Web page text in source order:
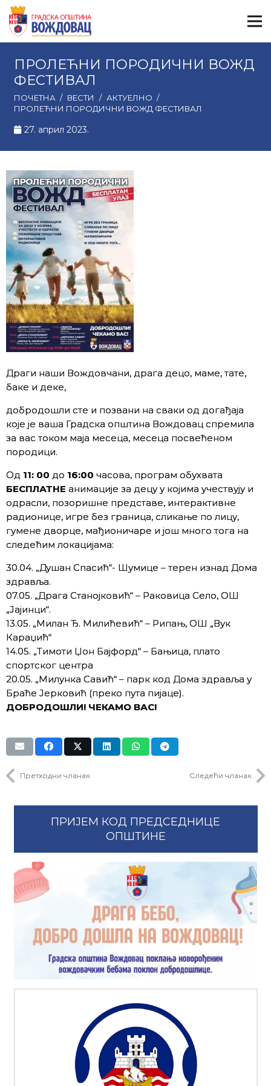
ПРОЛЕЋНИ ПОРОДИЧНИ ВОЖД
ФЕСТИВАЛ
ПОЧЕТНА / ВЕСТИ / АКТУЕЛНО /
ПРОЛЕЋНИ ПОРОДИЧНИ ВОЖД ФЕСТИВАЛ
27. април 2023.
Драги наши Вождовчани, драга децо, маме, тате,
баке и деке,
добродошли сте и позвани на сваки од догађаја
које је ваша Градска општина Вождовац спремила
за вас током маја месеца, месеца посвећеном
породици.
Од 11: 00 до 16:00 часова, програм обухвата
БЕСПЛАТНЕ анимације за децу у којима учествују и
одрасли, позоришне представе, интерактивне
радионице, игре без граница, сликање по лицу,
гумене дворце, мађионичаре и још много тога на
следећим локацијама:
30.04. „Душан Спасић“- Шумице – терен изнад Дома
здравља.
07.05. „Драга Станојковић“ – Раковица Село, ОШ
„Јајинци“.
13.05. „Милан Ђ. Милићевић“ – Рипањ, ОШ „Вук
Караџић“
14.05. „Тимоти Џон Бајфорд“ – Бањица, плато
спортског центра
20.05. „Милунка Савић“ – парк код Дома здравља у
Браће Јерковић (преко пута пијаце).
ДОБРОДОШЛИ! ЧЕКАМО ВАС!
Претходни чланак Следећи чланак
ПРИЈЕМ КОД ПРЕДСЕДНИЦЕ
ОПШТИНЕ